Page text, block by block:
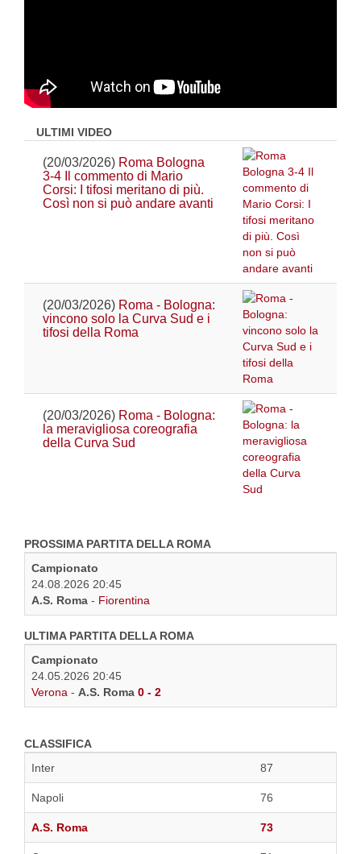
ULTIMI VIDEO
(20/03/2026) Roma Bologna
3-4 Il commento di Mario
Corsi: I tifosi meritano di più.
Così non si può andare avanti
(20/03/2026) Roma - Bologna:
vincono solo la Curva Sud e i
tifosi della Roma
(20/03/2026) Roma - Bologna:
la meravigliosa coreografia
della Curva Sud
PROSSIMA PARTITA DELLA ROMA
Campionato
24.08.2026 20:45
A.S. Roma - Fiorentina
ULTIMA PARTITA DELLA ROMA
Campionato
24.05.2026 20:45
Verona - A.S. Roma 0 - 2
CLASSIFICA
Inter
87
Napoli 76
A.S. Roma 73